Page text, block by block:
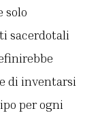
solo
sacerdotali
di inventarsi
per ogni